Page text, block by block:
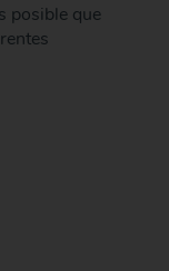
posible que